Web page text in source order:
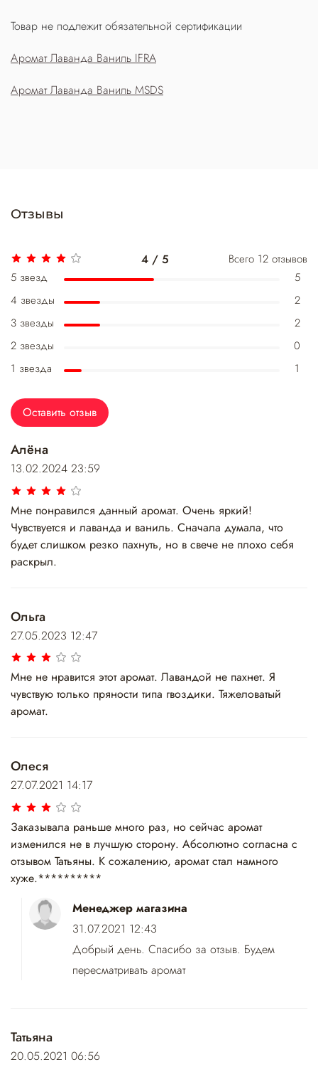
Товар не подлежит обязательной сертификации
Аромат Лаванда Ваниль IFRA
Аромат Лаванда Ваниль MSDS
Отзывы
Алёна
13.02.2024 23:59
Мне понравился данный аромат. Очень яркий!
Чувствуется и лаванда и ваниль. Сначала думала, что
будет слишком резко пахнуть, но в свече не плохо себя
раскрыл.
Ольга
27.05.2023 12:47
Мне не нравится этот аромат. Лавандой не пахнет. Я
чувствую только пряности типа гвоздики. Тяжеловатый
аромат.
Олеся
27.07.2021 14:17
Заказывала раньше много раз, но сейчас аромат
изменился не в лучшую сторону. Абсолютно согласна с
отзывом Татьяны. К сожалению, аромат стал намного
хуже.**********
Менеджер магазина
31.07.2021 12:43
Добрый день. Спасибо за отзыв. Будем
пересматривать аромат
Татьяна
20.05.2021 06:56
4 / 5 Всего 12 отзывов
5 звезд
5
4 звезды
2
3 звезды
2
2 звезды
0
1 звезда
1
Оставить отзыв